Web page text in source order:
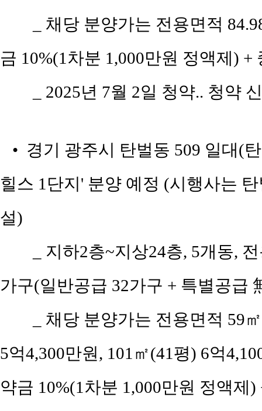
_ 채당 분양가는 전용면적
금 10%(1차분 1,000만원 정액제)
_ 2025년 7월 2일 청약.. 청약
• 경기 광주시 탄벌동 509 일대(
힐스 1단지' 분양 예정 (시행사는
설)
_ 지하2층~지상24층, 5개동,
가구(일반공급 32가구 + 특별공급
_ 채당 분양가는 전용면적 59
5억4,300만원, 101㎡(41평) 6억
약금 10%(1차분 1,000만원 정액제)